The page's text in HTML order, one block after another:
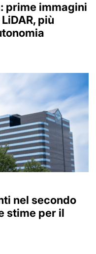
prime immagini
più
nel secondo
stime per il